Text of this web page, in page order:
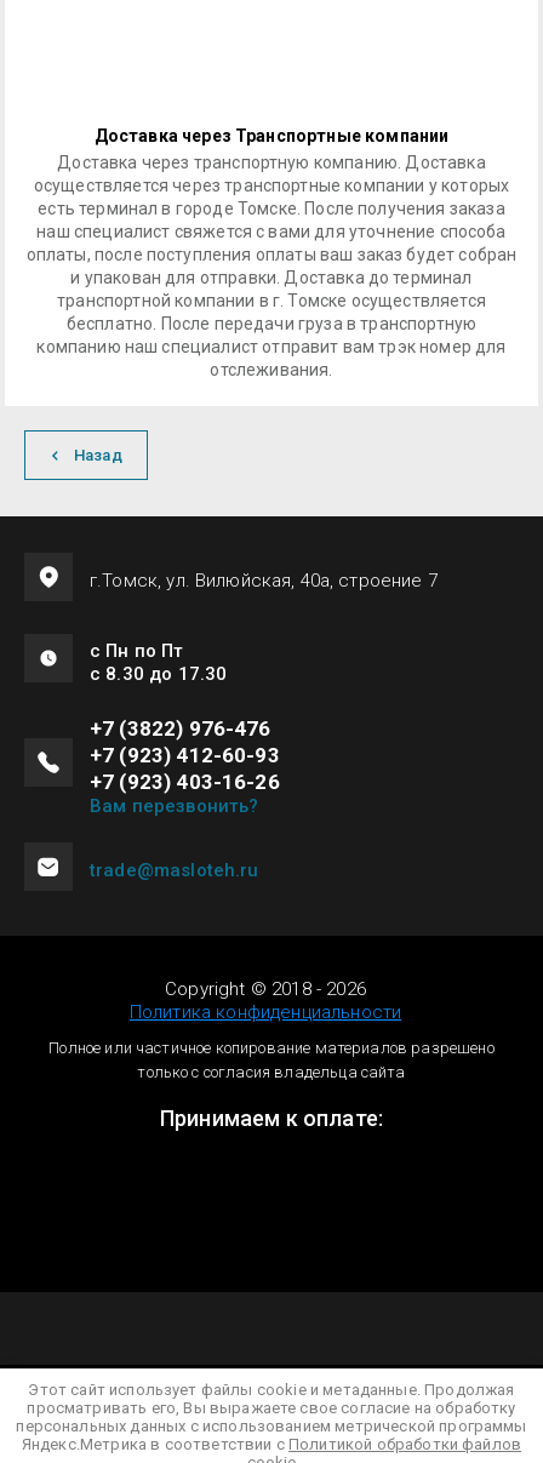
Доставка через Транспортные компании
Доставка через транспортную компанию. Доставка
осуществляется через транспортные компании у которых
есть терминал в городе Томске. После получения заказа
наш специалист свяжется с вами для уточнение способа
оплаты, после поступления оплаты ваш заказ будет собран
и упакован для отправки. Доставка до терминал
транспортной компании в г. Томске осуществляется
бесплатно. После передачи груза в транспортную
компанию наш специалист отправит вам трэк номер для
отслеживания.
Назад
г.Томск, ул. Вилюйская, 40а, строение 7
с Пн по Пт
с 8.30 до 17.30
+7 (3822) 976-476
+7 (923) 412-60-93
+7 (923) 403-16-26
Вам перезвонить?
trade@masloteh.ru
Copyright © 2018 - 2026
Политика конфиденциальности
Полное или частичное копирование материалов разрешено
только с согласия владельца сайта
Принимаем к оплате:
Этот сайт использует файлы cookie и метаданные. Продолжая
просматривать его, Вы выражаете свое согласие на обработку
персональных данных с использованием метрической программы
Яндекс.Метрика в соответствии с Политикой обработки файлов